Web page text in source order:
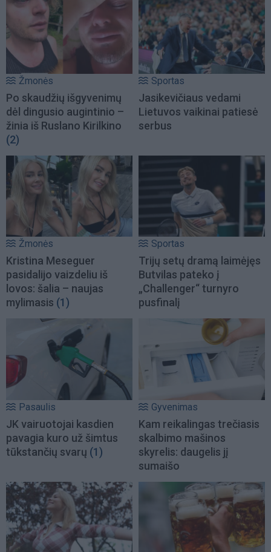
Žmonės
Po skaudžių išgyvenimų
dėl dingusio augintinio –
žinia iš Ruslano Kirilkino
(2)
Sportas
Jasikevičiaus vedami
Lietuvos vaikinai patiesė
serbus
Žmonės
Kristina Meseguer
pasidalijo vaizdeliu iš
lovos: šalia – naujas
mylimasis (1)
Sportas
Trijų setų dramą laimėjęs
Butvilas pateko į
„Challenger“ turnyro
pusfinalį
Pasaulis
JK vairuotojai kasdien
pavagia kuro už šimtus
tūkstančių svarų (1)
Gyvenimas
Kam reikalingas trečiasis
skalbimo mašinos
skyrelis: daugelis jį
sumaišo